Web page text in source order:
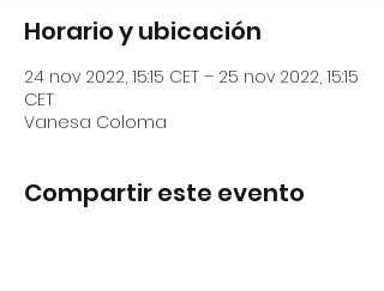
Horario y ubicación
24 nov 2022, 15:15 CET – 25 nov 2022, 15:15
CET
Vanesa Coloma
Compartir este evento